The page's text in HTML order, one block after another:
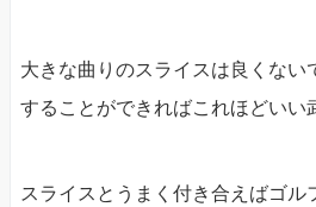
大きな曲りのスライスは良くない
することができればこれほどいい
スライスとうまく付き合えばゴル